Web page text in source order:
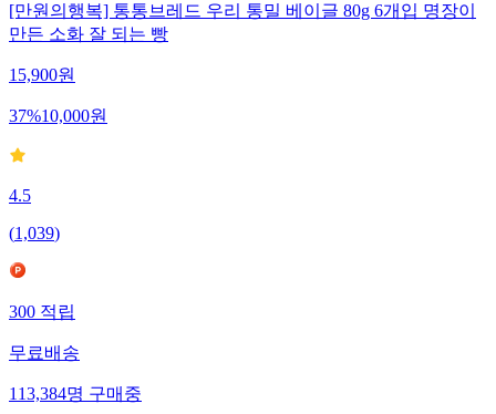
[만원의행복] 통통브레드 우리 통밀 베이글 80g 6개입 명장이
만든 소화 잘 되는 빵
15,900원
37%10,000원
4.5
(1,039)
300 적립
무료배송
113,384명 구매중